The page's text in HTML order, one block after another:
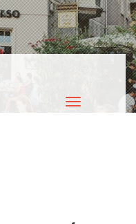
Toggle